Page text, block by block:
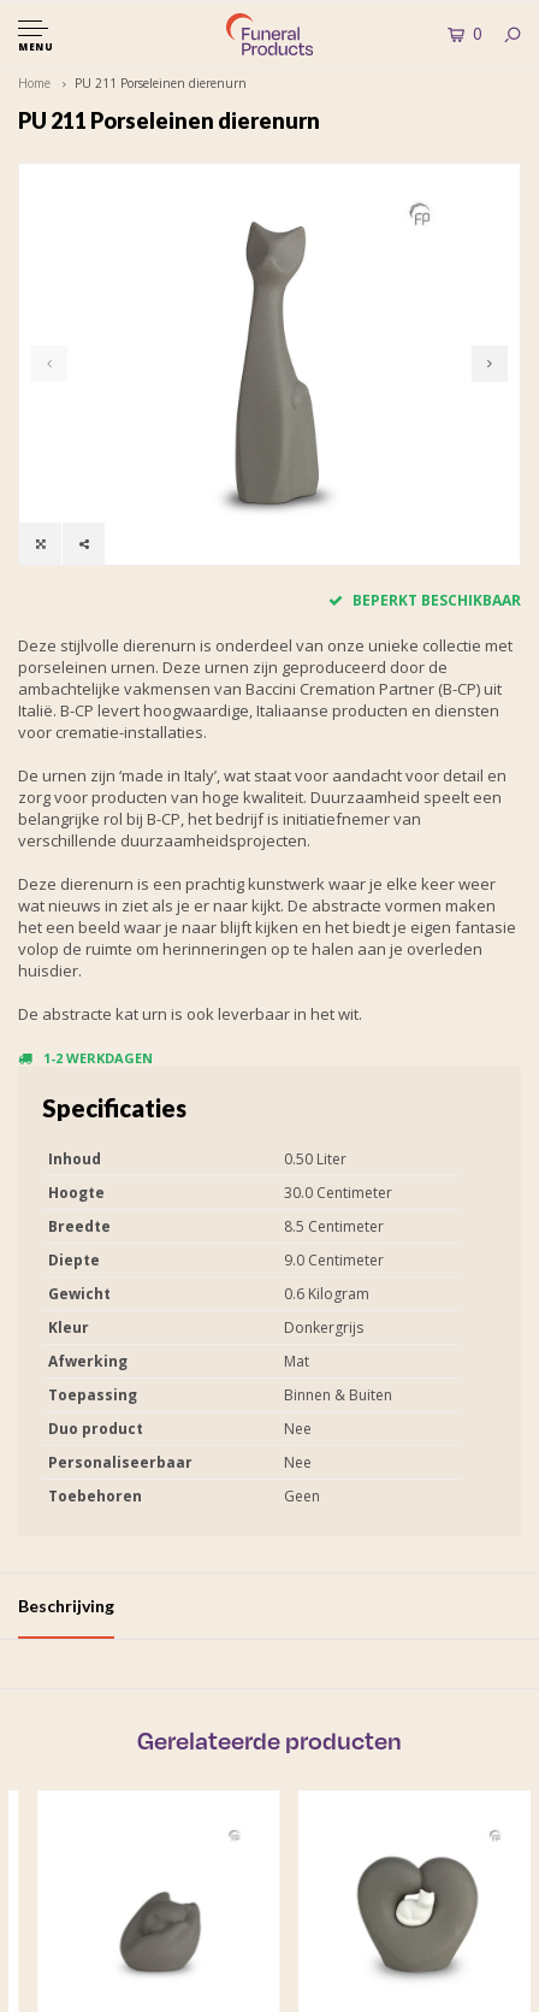
MENU
0
Home PU 211 Porseleinen dierenurn
PU 211 Porseleinen dierenurn
BEPERKT BESCHIKBAAR
Deze stijlvolle dierenurn is onderdeel van onze unieke collectie met
porseleinen urnen. Deze urnen zijn geproduceerd door de
ambachtelijke vakmensen van Baccini Cremation Partner (B-CP) uit
Italië. B-CP levert hoogwaardige, Italiaanse producten en diensten
voor crematie-installaties.
De urnen zijn ‘made in Italy’, wat staat voor aandacht voor detail en
zorg voor producten van hoge kwaliteit. Duurzaamheid speelt een
belangrijke rol bij B-CP, het bedrijf is initiatiefnemer van
verschillende duurzaamheidsprojecten.
Deze dierenurn is een prachtig kunstwerk waar je elke keer weer
wat nieuws in ziet als je er naar kijkt. De abstracte vormen maken
het een beeld waar je naar blijft kijken en het biedt je eigen fantasie
volop de ruimte om herinneringen op te halen aan je overleden
huisdier.
De abstracte kat urn is ook leverbaar in het wit.
1-2 WERKDAGEN
Specificaties
Inhoud
0.50 Liter
Hoogte
30.0 Centimeter
Breedte
8.5 Centimeter
Diepte
9.0 Centimeter
Gewicht
0.6 Kilogram
Kleur
Donkergrijs
Afwerking
Mat
Toepassing
Binnen & Buiten
Duo product
Nee
Personaliseerbaar
Nee
Toebehoren
Geen
Beschrijving
Gerelateerde producten